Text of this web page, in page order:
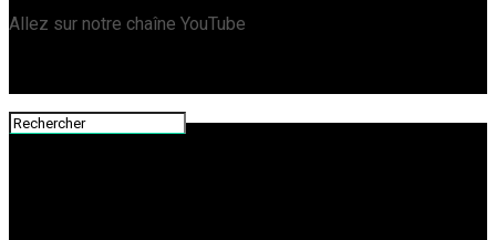
Allez sur notre chaîne YouTube